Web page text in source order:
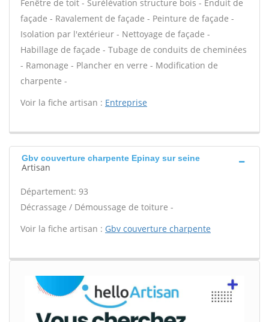
Fenêtre de toit - Surélévation structure bois - Enduit de
façade - Ravalement de façade - Peinture de façade -
Isolation par l'extérieur - Nettoyage de façade -
Habillage de façade - Tubage de conduits de cheminées
- Ramonage - Plancher en verre - Modification de
charpente -
Voir la fiche artisan : Entreprise
Gbv couverture charpente Epinay sur seine
Artisan
Département: 93
Décrassage / Démoussage de toiture -
Voir la fiche artisan : Gbv couverture charpente